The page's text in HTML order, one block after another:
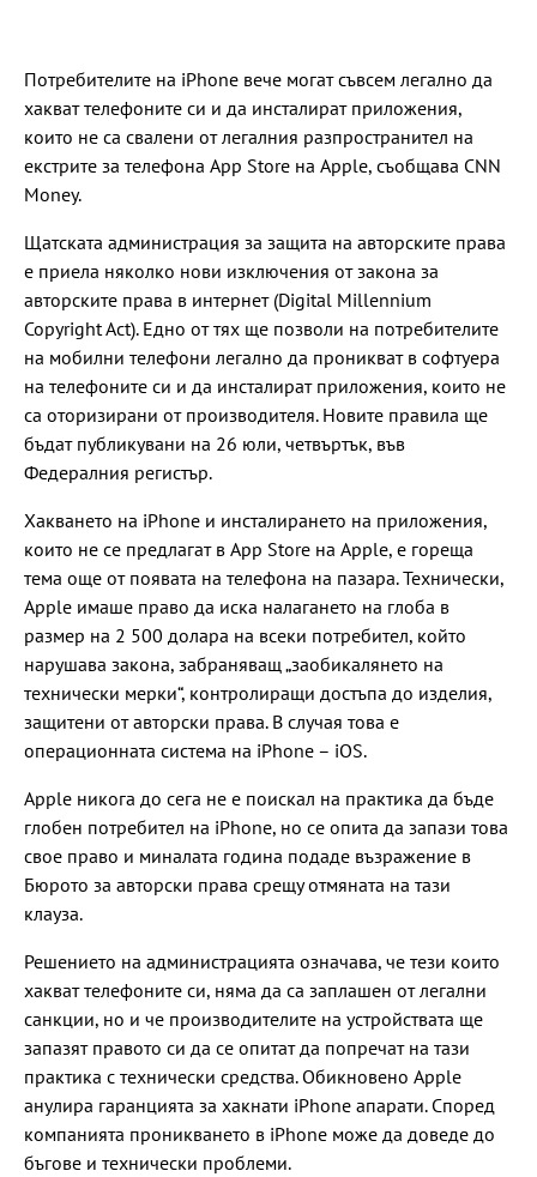
Потребителите на iPhone вече могат съвсем легално да
хакват телефоните си и да инсталират приложения,
които не са свалени от легалния разпространител на
екстрите за телефона App Store на Apple, съобщава CNN
Money.
Щатската администрация за защита на авторските права
е приела няколко нови изключения от закона за
авторските права в интернет (Digital Millennium
Copyright Act). Едно от тях ще позволи на потребителите
на мобилни телефони легално да проникват в софтуера
на телефоните си и да инсталират приложения, които не
са оторизирани от производителя. Новите правила ще
бъдат публикувани на 26 юли, четвъртък, във
Федералния регистър.
Хакването на iPhone и инсталирането на приложения,
които не се предлагат в App Store на Apple, е гореща
тема още от появата на телефона на пазара. Технически,
Apple имаше право да иска налагането на глоба в
размер на 2 500 долара на всеки потребител, който
нарушава закона, забраняващ „заобикалянето на
технически мерки“, контролиращи достъпа до изделия,
защитени от авторски права. В случая това е
операционната система на iPhone – iOS.
Apple никога до сега не е поискал на практика да бъде
глобен потребител на iPhone, но се опита да запази това
свое право и миналата година подаде възражение в
Бюрото за авторски права срещу отмяната на тази
клауза.
Решението на администрацията означава, че тези които
хакват телефоните си, няма да са заплашен от легални
санкции, но и че производителите на устройствата ще
запазят правото си да се опитат да попречат на тази
практика с технически средства. Обикновено Apple
анулира гаранцията за хакнати iPhonе апарати. Според
компанията проникването в iPhone може да доведе до
бъгове и технически проблеми.